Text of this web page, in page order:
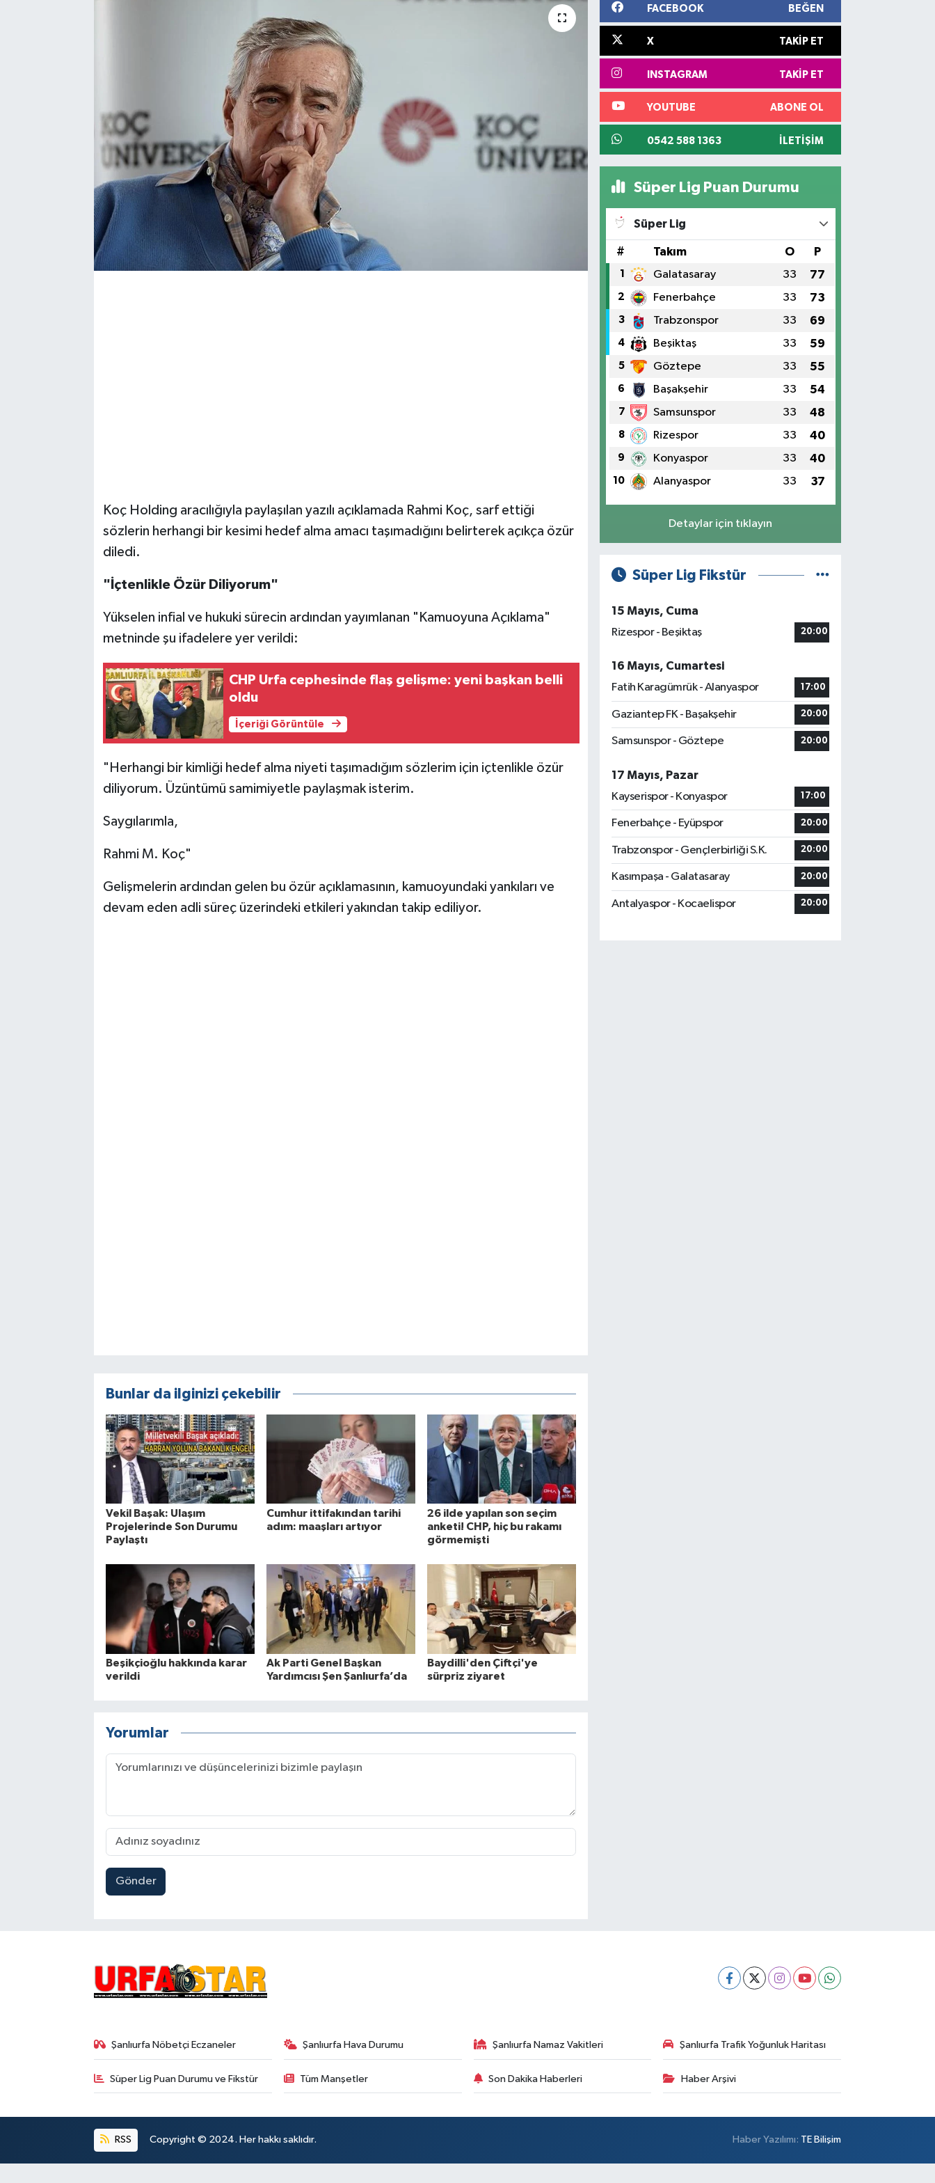
​Koç Holding aracılığıyla paylaşılan yazılı açıklamada Rahmi Koç, sarf ettiği
sözlerin herhangi bir kesimi hedef alma amacı taşımadığını belirterek açıkça özür
diledi.
​"İçtenlikle Özür Diliyorum"
​Yükselen infial ve hukuki sürecin ardından yayımlanan "Kamuoyuna Açıklama"
metninde şu ifadelere yer verildi:
CHP Urfa cephesinde flaş gelişme: yeni başkan belli
oldu
İçeriği Görüntüle
​"Herhangi bir kimliği hedef alma niyeti taşımadığım sözlerim için içtenlikle özür
diliyorum. Üzüntümü samimiyetle paylaşmak isterim.
​Saygılarımla,
Rahmi M. Koç"
​Gelişmelerin ardından gelen bu özür açıklamasının, kamuoyundaki yankıları ve
devam eden adli süreç üzerindeki etkileri yakından takip ediliyor.
Bunlar da ilginizi çekebilir
Vekil Başak: Ulaşım
Projelerinde Son Durumu
Paylaştı
Cumhur ittifakından tarihi
adım: maaşları artıyor
26 ilde yapılan son seçim
anketi! CHP, hiç bu rakamı
görmemişti
Beşikçioğlu hakkında karar
verildi
Ak Parti Genel Başkan
Yardımcısı Şen Şanlıurfa’da
Baydilli'den Çiftçi'ye
sürpriz ziyaret
Yorumlar
Gönder
FACEBOOK BEĞEN
X TAKIP ET
INSTAGRAM TAKIP ET
YOUTUBE ABONE OL
0542 588 1363 İLETIŞIM
Süper Lig Puan Durumu
Süper Lig
# Takım O P
1 Galatasaray 33 77
2 Fenerbahçe 33 73
3 Trabzonspor 33 69
4 Beşiktaş 33 59
5 Göztepe 33 55
6 Başakşehir 33 54
7 Samsunspor 33 48
8 Rizespor 33 40
9 Konyaspor 33 40
10 Alanyaspor 33 37
Detaylar için tıklayın
Süper Lig Fikstür
15 Mayıs, Cuma
Rizespor - Beşiktaş
20:00
16 Mayıs, Cumartesi
Fatih Karagümrük - Alanyaspor
17:00
Gaziantep FK - Başakşehir 20:00
Samsunspor - Göztepe 20:00
17 Mayıs, Pazar
Kayserispor - Konyaspor
17:00
Fenerbahçe - Eyüpspor 20:00
Trabzonspor - Gençlerbirliği S.K. 20:00
Kasımpaşa - Galatasaray 20:00
Antalyaspor - Kocaelispor 20:00
Şanlıurfa Nöbetçi Eczaneler Şanlıurfa Hava Durumu Şanlıurfa Namaz Vakitleri Şanlıurfa Trafik Yoğunluk Haritası
Süper Lig Puan Durumu ve Fikstür Tüm Manşetler Son Dakika Haberleri Haber Arşivi
RSS Copyright © 2024. Her hakkı saklıdır. Haber Yazılımı: TE Bilişim